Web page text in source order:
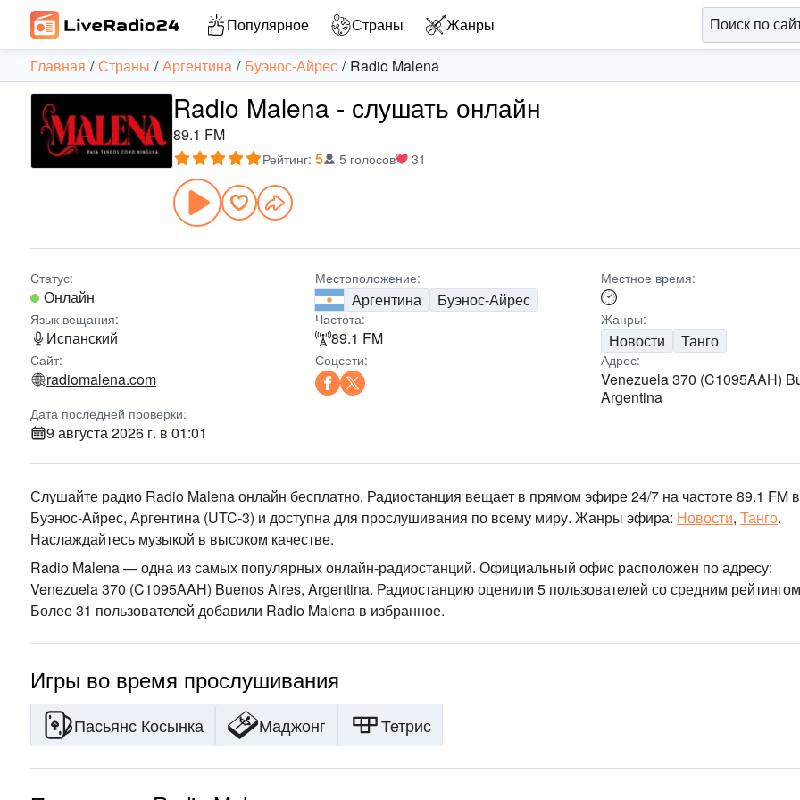
Популярное Страны
Жанры
Главная
Страны Аргентина Буэнос-Айрес Radio Malena
Radio Malena - слушать онлайн
89.1 FM
Рейтинг: 5 5 голосов 31
Статус:
Онлайн
Местоположение:
Аргентина Буэнос-Айрес
Местное время:
Язык вещания:
Испанский
Частота:
89.1 FM
Жанры:
Новости Танго
Сайт:
radiomalena.com
Соцсети: Адрес:
Venezuela 370 (C1095AAH)
Argentina
Дата последней проверки:
9 августа 2026 г. в 01:01
Слушайте радио Radio Malena онлайн бесплатно. Радиостанция вещает в прямом эфире 24/7 на частоте 89.1 FM в
Буэнос-Айрес, Аргентина (UTC-3) и доступна для прослушивания по всему миру. Жанры эфира: Новости, Танго.
Наслаждайтесь музыкой в высоком качестве.
Radio Malena — одна из самых популярных онлайн-радиостанций. Официальный офис расположен по адресу:
Venezuela 370 (C1095AAH) Buenos Aires, Argentina. Радиостанцию оценили 5 пользователей со средним
Более 31 пользователей добавили Radio Malena в избранное.
Игры во время прослушивания
Пасьянс Косынка Маджонг Тетрис